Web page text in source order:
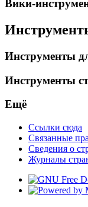
Вики-
Инструменты
Инструменты
Ещё
Ссылки сюда
Связанные
Сведения о
Журналы